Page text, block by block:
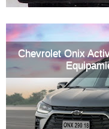
Chevrolet Onix